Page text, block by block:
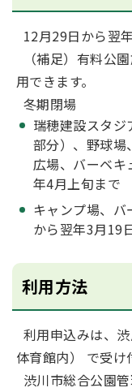
12月29日から翌
（補足）有料公
用できます。
冬期閉場
瑞穂建設スタジ
部分）、野球場
広場、バーベ
年4月上旬まで
キャンプ場、
から翌年3月19
利用方法
利用申込みは、
体育館内） で受け
渋川市総合公園